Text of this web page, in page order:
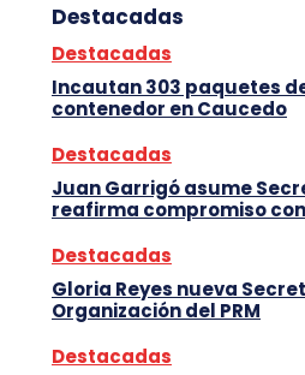
Destacadas
Destacadas
Incautan 303 paquetes
contenedor en Caucedo
Destacadas
Juan Garrigó asume
reafirma compromiso
Destacadas
Gloria Reyes nueva
Organización del PRM
Destacadas